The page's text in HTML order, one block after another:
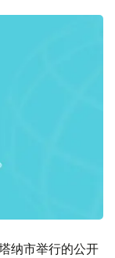
纳市举行的公开